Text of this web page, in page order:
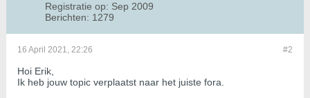
Registratie op: Sep 2009
Berichten: 1279
#2
16 April 2021, 22:26
Hoi Erik,
Ik heb jouw topic verplaatst naar het juiste fora.